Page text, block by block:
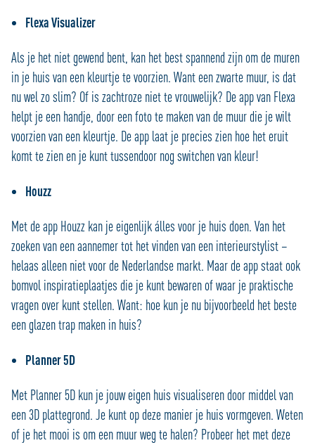
Flexa Visualizer
Als je het niet gewend bent, kan het best spannend zijn om de muren
in je huis van een kleurtje te voorzien. Want een zwarte muur, is dat
nu wel zo slim? Of is zachtroze niet te vrouwelijk? De app van Flexa
helpt je een handje, door een foto te maken van de muur die je wilt
voorzien van een kleurtje. De app laat je precies zien hoe het eruit
komt te zien en je kunt tussendoor nog switchen van kleur!
Houzz
Met de app Houzz kan je eigenlijk álles voor je huis doen. Van het
zoeken van een aannemer tot het vinden van een interieurstylist –
helaas alleen niet voor de Nederlandse markt. Maar de app staat ook
bomvol inspiratieplaatjes die je kunt bewaren of waar je praktische
vragen over kunt stellen. Want: hoe kun je nu bijvoorbeeld het beste
een glazen trap maken in huis?
Planner 5D
Met Planner 5D kun je jouw eigen huis visualiseren door middel van
een 3D plattegrond. Je kunt op deze manier je huis vormgeven. Weten
of je het mooi is om een muur weg te halen? Probeer het met deze